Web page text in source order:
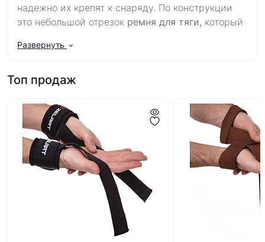
надежно их крепят к снаряду. По конструкции
это небольшой отрезок ремня для тяги, который
позволяет перераспределить давление.
тренировок бодибилдеры, используют силовые
Имеялямки для штанги,
спортсмен не боится
упустить инвентарь, не задумывается об
особенностях хвата. Аксессуар снижает риск
получить надрывы кожи или натереть мозоли.
Лямки позволяет спортсмену сосредоточиться
на самом упражнении и результативности.
Пользоваться снаряжением очень просто,
достаточно обмотать лямку вокруг руки и
Развернуть
Топ продаж